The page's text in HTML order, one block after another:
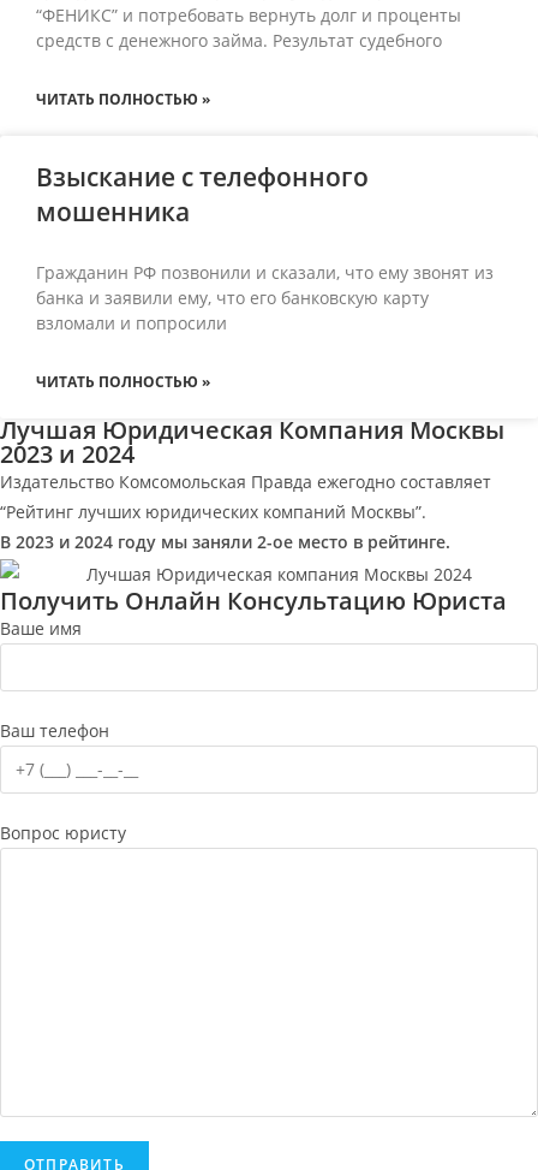
“ФЕНИКС” и потребовать вернуть долг и проценты
средств с денежного займа. Результат судебного
ЧИТАТЬ ПОЛНОСТЬЮ »
Взыскание с телефонного
мошенника
Гражданин РФ позвонили и сказали, что ему звонят из
банка и заявили ему, что его банковскую карту
взломали и попросили
ЧИТАТЬ ПОЛНОСТЬЮ »
Лучшая Юридическая Компания Москвы
2023 и 2024
Издательство Комсомольская Правда ежегодно составляет
“Рейтинг лучших юридических компаний Москвы”.
В 2023 и 2024 году мы заняли 2-ое место в рейтинге.
Получить Онлайн Консультацию Юриста
Ваше имя
Ваш телефон
Вопрос юристу